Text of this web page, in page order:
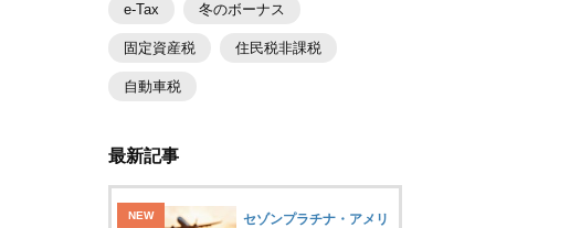
e-Tax 冬のボーナス
固定資産税 住民税非課税
自動車税
最新記事
セゾンプラチナ・アメリ